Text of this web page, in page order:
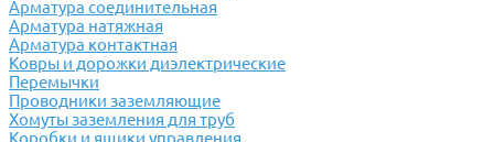
Арматура соединительная
Арматура натяжная
Арматура контактная
Ковры и дорожки диэлектрические
Перемычки
Проводники заземляющие
Хомуты заземления для труб
Коробки и ящики управления